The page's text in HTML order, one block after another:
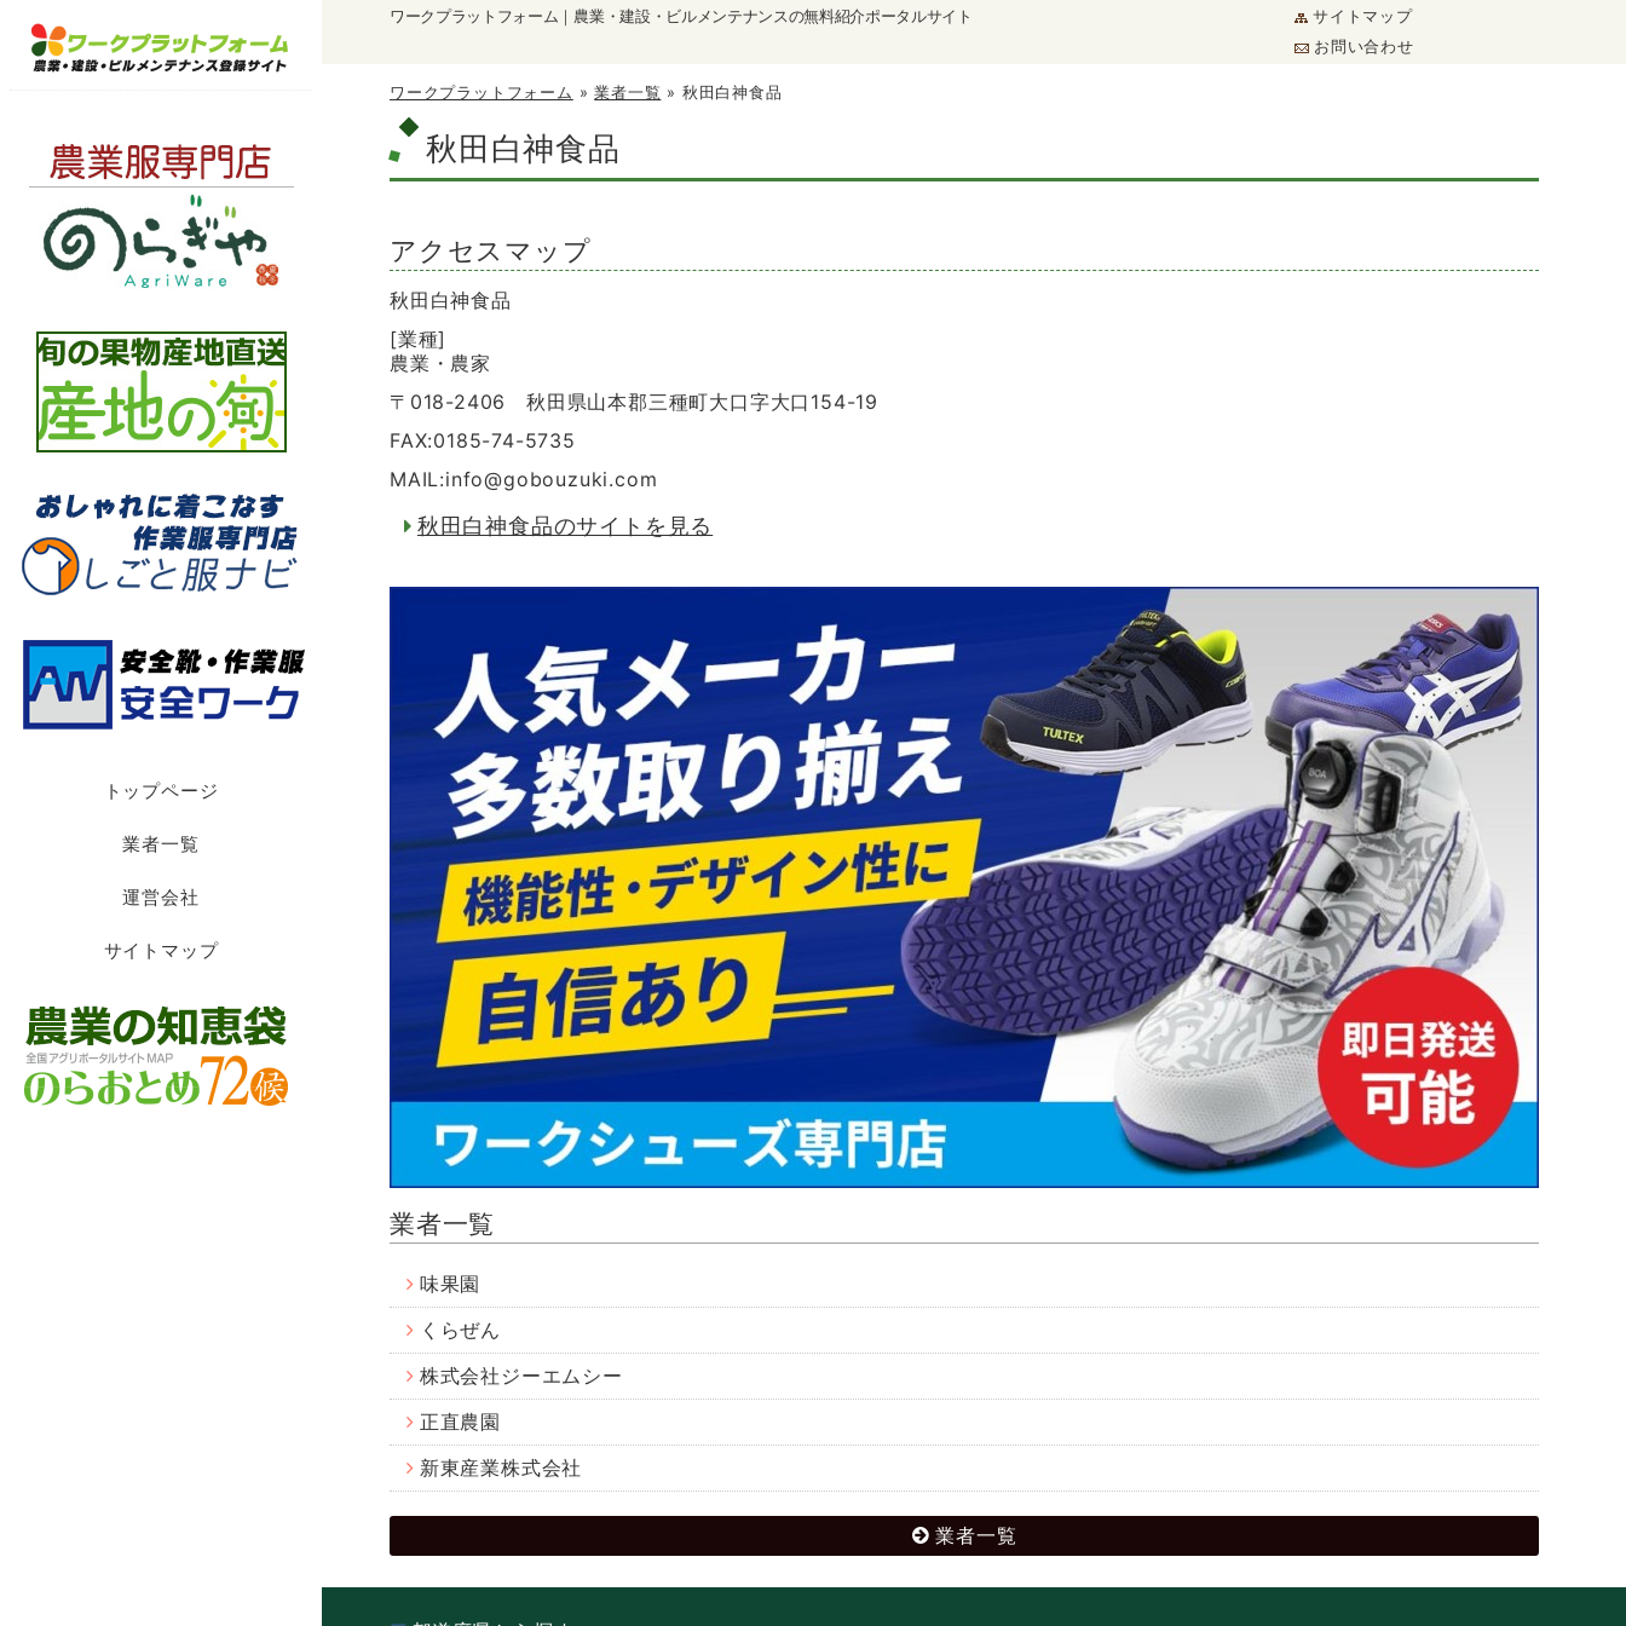
ワークプラットフォーム｜農業・建設・ビルメンテナンスの無料紹介ポータルサイト
サイトマップ
お問い合わせ
トップページ
業者一覧
運営会社
サイトマップ
ワークプラットフォーム »業者一覧 » 秋田白神食品
秋田白神食品
アクセスマップ
秋田白神食品
[業種]
農業・農家
〒018-2406 秋田県山本郡三種町大口字大口154-19
FAX:0185-74-5735
MAIL:info@gobouzuki.com
秋田白神食品のサイトを見る
業者一覧
味果園
くらぜん
株式会社ジーエムシー
正直農園
新東産業株式会社
業者一覧